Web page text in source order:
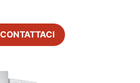
CONTATTACI